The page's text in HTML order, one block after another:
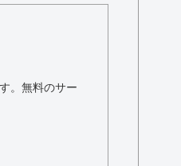
。無料のサー